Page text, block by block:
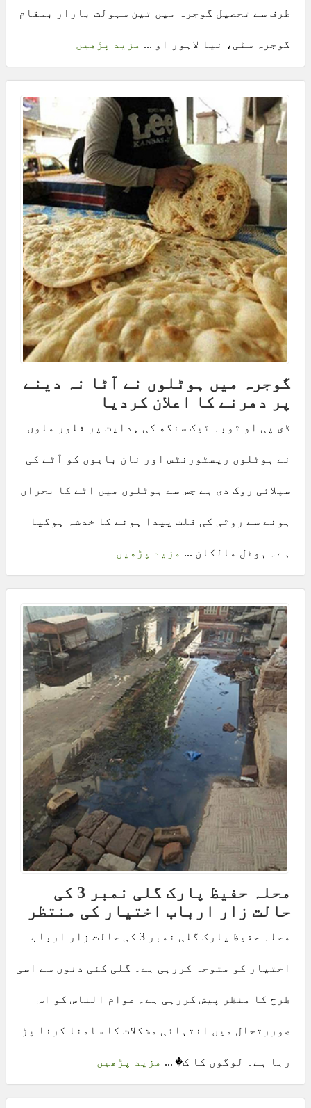
طرف سے تحصیل گوجرہ میں تین سہولت بازار بمقام
گوجرہ سٹی، نیا لاہور او ... مزید پڑھیں
گوجرہ میں ہوٹلوں نے آٹا نہ دینے
پر دھرنے کا اعلان کردیا
ڈی پی او ٹوبہ ٹیک سنگھ کی ہدایت پر فلور ملوں
نے ہوٹلوں ریسٹورنٹس اور نان بایوں کو آٹے کی
سپلائی روک دی ہے جس سے ہوٹلوں میں اٹے کا بحران
ہونے سے روٹی کی قلت پیدا ہونے کا خدشہ ہوگیا
ہے۔ ہوٹل مالکان ... مزید پڑھیں
محلہ حفیظ پارک گلی نمبر 3 کی
حالت زار ارباب اختیار کی منتظر
محلہ حفیظ پارک گلی نمبر 3 کی حالت زار ارباب
اختیار کو متوجہ کررہی ہے۔ گلی کئی دنوں سے اسی
طرح کا منظر پیش کررہی ہے۔ عوام الناس کو اس
صوررتحال میں انتہائی مشکلات کا سامنا کرنا پڑ
رہا ہے۔ لوگوں کا ک� ... مزید پڑھیں